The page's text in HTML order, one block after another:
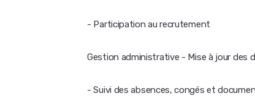
- Participation au recrutement
Gestion administrative - Mise à jour des
- Suivi des absences, congés et